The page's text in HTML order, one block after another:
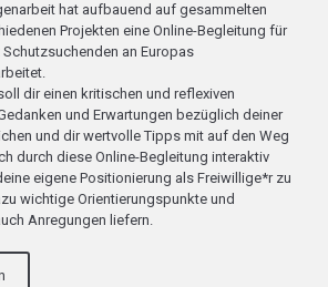
hat aufbauend auf gesammelten
Projekten eine Online-Begleitung für
an Europas
dir einen kritischen und reflexiven
und Erwartungen bezüglich deiner
und dir wertvolle Tipps mit auf den Weg
durch diese Online-Begleitung interaktiv
eigene Positionierung als Freiwillige*r zu
wichtige Orientierungspunkte und
Anregungen liefern.